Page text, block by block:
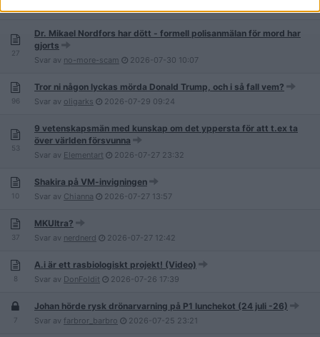
27
Dr. Mikael Nordfors har dött - formell polisanmälan för mord har
gjorts
Svar av no-more-scam 2026-07-30 10:07
96
Tror ni någon lyckas mörda Donald Trump, och i så fall vem?
Svar av oligarks 2026-07-29 09:24
53
9 vetenskapsmän med kunskap om det yppersta för att t.ex ta
över världen försvunna
Svar av Elementart 2026-07-27 23:32
10
Shakira på VM-invigningen
Svar av Chianna 2026-07-27 13:57
37
MKUltra?
Svar av nerdnerd 2026-07-27 12:42
8
A.i är ett rasbiologiskt projekt! (Video)
Svar av DonFoldit 2026-07-26 17:39
7
Johan hörde rysk drönarvarning på P1 lunchekot (24 juli -26)
Svar av farbror_barbro 2026-07-25 23:21